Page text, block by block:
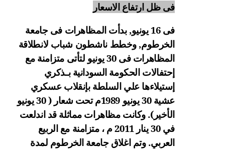
فى ظل ارتفاع الاسعار
فى 16 يونيو, بدأت المظاهرات فى جامعة
الخرطوم, وخطط ناشطون شباب لانطلاقة
المظاهرات فى 30 يونيو
لتأتى متزامنة مع
إحتفالات الحكومة السودانية بـذكري
إستيلاءها علي السلطة بإنقلاب عسكري
عشية 30 يونيو 1989م تحت شعار ( 30 يونيو
الأخير). وكانت مظاهرات مماثلة قد اندلعت
في 30 ينار 2011 م ، متزامنة مع الربيع
العربي. وتم اغلاق جامعة الخرطوم لمدة